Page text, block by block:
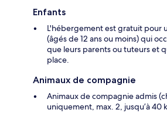
Enfants
L'hébergement est gratuit pour
(âgés de 12 ans ou moins) qui
que leurs parents ou tuteurs et
place.
Animaux de compagnie
Animaux de compagnie admis
uniquement, max. 2, jusqu’à 40